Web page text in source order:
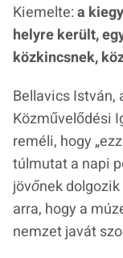
Kiemelte:a
helyre került,
közkincsnek,
Bellavics István,
Közművelődési
reméli, hogy
túlmutat a napi
jövőnek
arra, hogy a
nemzet javát